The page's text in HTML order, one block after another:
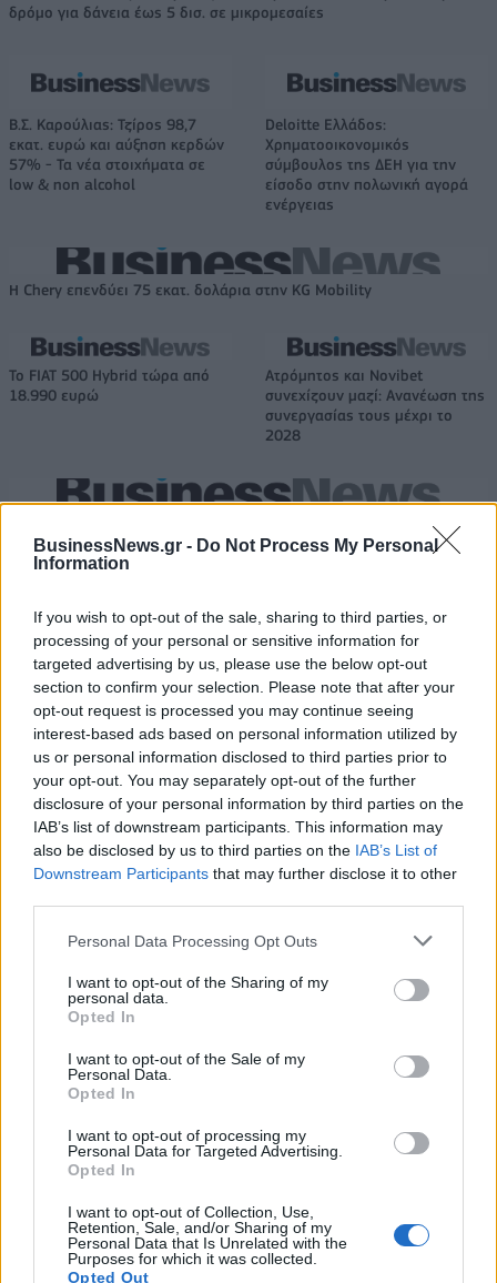
BusinessNews.gr - Do Not Process My Personal
Information
If you wish to opt-out of the sale, sharing to third parties, or
processing of your personal or sensitive information for
targeted advertising by us, please use the below opt-out
section to confirm your selection. Please note that after your
opt-out request is processed you may continue seeing
interest-based ads based on personal information utilized by
us or personal information disclosed to third parties prior to
your opt-out. You may separately opt-out of the further
disclosure of your personal information by third parties on the
IAB’s list of downstream participants. This information may
also be disclosed by us to third parties on the IAB’s List of
Downstream Participants that may further disclose it to other
Personal Data Processing Opt Outs
I want to opt-out of the Sharing of my
personal data.
Opted In
I want to opt-out of the Sale of my
Personal Data.
Opted In
I want to opt-out of processing my
Personal Data for Targeted Advertising.
Opted In
I want to opt-out of Collection, Use,
Retention, Sale, and/or Sharing of my
Personal Data that Is Unrelated with the
Purposes for which it was collected.
Opted Out
δρόμο για δάνεια έως 5 δισ. σε μικρομεσαίες
Β.Σ. Καρούλιας: Τζίρος 98,7
εκατ. ευρώ και αύξηση κερδών
57% - Τα νέα στοιχήματα σε
low & non alcohol
Deloitte Ελλάδος:
Χρηματοοικονομικός
σύμβουλος της ΔΕΗ για την
είσοδο στην πολωνική αγορά
ενέργειας
Η Chery επενδύει 75 εκατ. δολάρια στην KG Mobility
Το FIAT 500 Hybrid τώρα από
18.990 ευρώ
Ατρόμητος και Novibet
συνεχίζουν μαζί: Ανανέωση της
συνεργασίας τους μέχρι το
2028
FTSE4Good
Alpha Bank: Για πρώτη φορά το Αρχαίο Θέατρο Επιδαύρου άνοιξε τις
πύλες του σε όλους
ΠΕΡΙΣΣΌΤΕΡΑ ΣΕ ΑΥΤΉ ΤΗΝ ΚΑΤΗΓΟΡΊΑ
Πρόγραμμα «Ανακαινίζω-
Ενοικιάζω»: Ποια ακίνητα
αφορά - Οι υποχρεώσεις
των ιδιοκτητών
22/01/2024 - 08:36
Μέτρα στήριξης για τις
νέες οικογένειες
22/01/2024 - 09:09